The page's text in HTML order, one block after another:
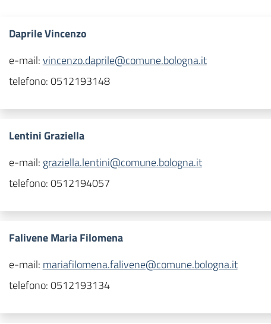
Daprile Vincenzo
e-mail:vincenzo.daprile@comune.bologna.it
telefono:0512193148
Lentini Graziella
e-mail: graziella.lentini@comune.bologna.it
telefono:0512194057
Falivene Maria Filomena
e-mail: mariafilomena.falivene@comune.bologna.it
telefono:0512193134